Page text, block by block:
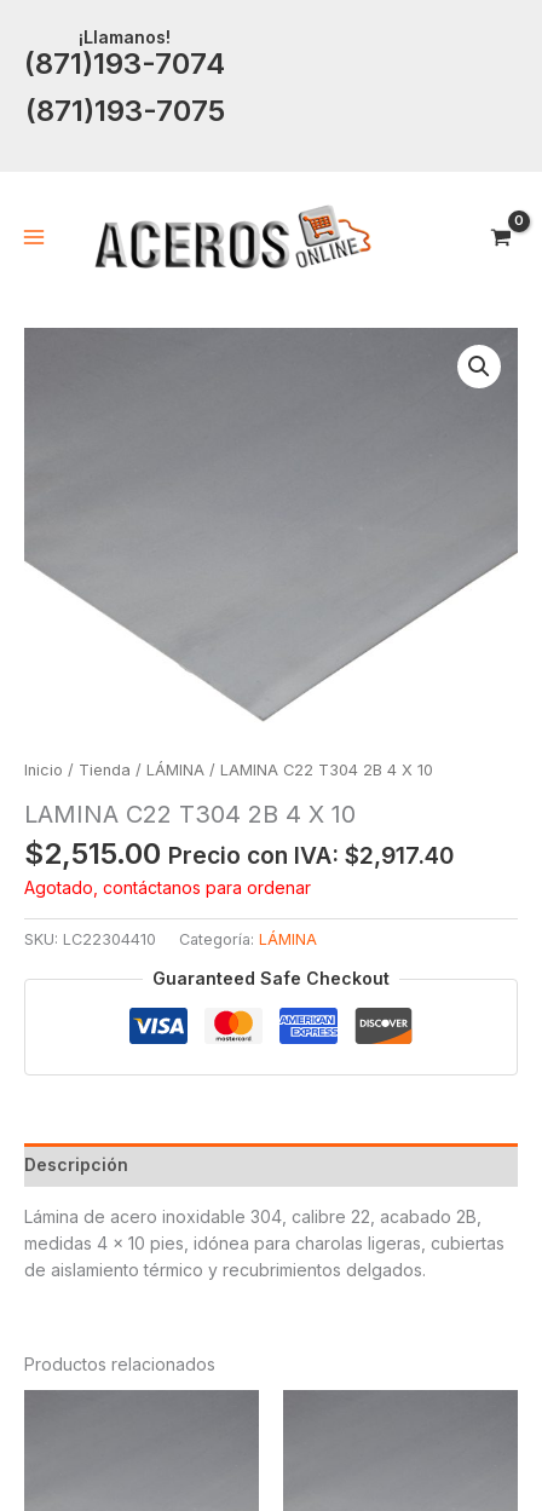
contenido
¡Llamanos!
(871)193-7074
(871)193-7075
Inicio / Tienda / LÁMINA / LAMINA C22 T304 2B 4 X 10
LAMINA C22 T304 2B 4 X 10
$2,515.00 Precio con IVA: $2,917.40
Agotado, contáctanos para ordenar
SKU: LC22304410 Categoría: LÁMINA
Guaranteed Safe Checkout
Descripción
Lámina de acero inoxidable 304, calibre 22, acabado 2B,
medidas 4 x 10 pies, idónea para charolas ligeras, cubiertas
de aislamiento térmico y recubrimientos delgados.
Productos relacionados